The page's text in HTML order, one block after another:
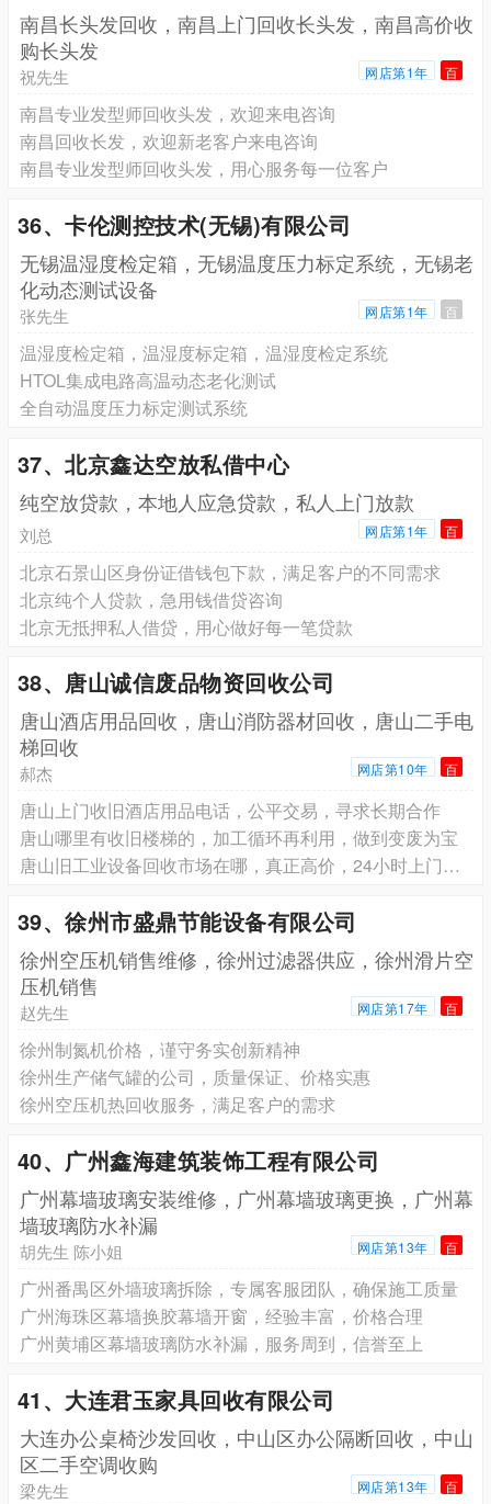
南昌长头发回收，南昌上门回收长头发，南昌高价收
购长头发
祝先生 网店第1年 百
南昌专业发型师回收头发，欢迎来电咨询
南昌回收长发，欢迎新老客户来电咨询
南昌专业发型师回收头发，用心服务每一位客户
36、卡伦测控技术(无锡)有限公司
无锡温湿度检定箱，无锡温度压力标定系统，无锡老
化动态测试设备
张先生 网店第1年 百
温湿度检定箱，温湿度标定箱，温湿度检定系统
HTOL集成电路高温动态老化测试
全自动温度压力标定测试系统
37、北京鑫达空放私借中心
纯空放贷款，本地人应急贷款，私人上门放款
刘总 网店第1年 百
北京石景山区身份证借钱包下款，满足客户的不同需求
北京纯个人贷款，急用钱借贷咨询
北京无抵押私人借贷，用心做好每一笔贷款
38、唐山诚信废品物资回收公司
唐山酒店用品回收，唐山消防器材回收，唐山二手电
梯回收
郝杰 网店第10年 百
唐山上门收旧酒店用品电话，公平交易，寻求长期合作
唐山哪里有收旧楼梯的，加工循环再利用，做到变废为宝
唐山旧工业设备回收市场在哪，真正高价，24小时上门服务
39、徐州市盛鼎节能设备有限公司
徐州空压机销售维修，徐州过滤器供应，徐州滑片空
压机销售
赵先生 网店第17年 百
徐州制氮机价格，谨守务实创新精神
徐州生产储气罐的公司，质量保证、价格实惠
徐州空压机热回收服务，满足客户的需求
40、广州鑫海建筑装饰工程有限公司
广州幕墙玻璃安装维修，广州幕墙玻璃更换，广州幕
墙玻璃防水补漏
胡先生 陈小姐 网店第13年 百
广州番禺区外墙玻璃拆除，专属客服团队，确保施工质量
广州海珠区幕墙换胶幕墙开窗，经验丰富，价格合理
广州黄埔区幕墙玻璃防水补漏，服务周到，信誉至上
41、大连君玉家具回收有限公司
大连办公桌椅沙发回收，中山区办公隔断回收，中山
区二手空调收购
梁先生 网店第13年 百